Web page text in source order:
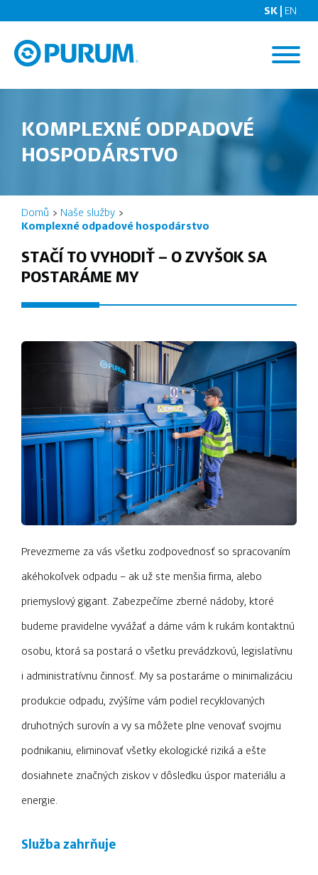
SK | EN
KOMPLEXNÉ ODPADOVÉ
HOSPODÁRSTVO
Domů
Naše služby
Komplexné odpadové hospodárstvo
STAČÍ TO VYHODIŤ – O ZVYŠOK SA
POSTARÁME MY
Prevezmeme za vás všetku zodpovednosť so spracovaním
akéhokoľvek odpadu – ak už ste menšia firma, alebo
priemyslový gigant. Zabezpečíme zberné nádoby, ktoré
budeme pravidelne vyvážať a dáme vám k rukám kontaktnú
osobu, ktorá sa postará o všetku prevádzkovú, legislatívnu
i administratívnu činnosť. My sa postaráme o minimalizáciu
produkcie odpadu, zvýšíme vám podiel recyklovaných
druhotných surovín a vy sa môžete plne venovať svojmu
podnikaniu, eliminovať všetky ekologické riziká a ešte
dosiahnete značných ziskov v dôsledku úspor materiálu a
energie.
Služba zahrňuje